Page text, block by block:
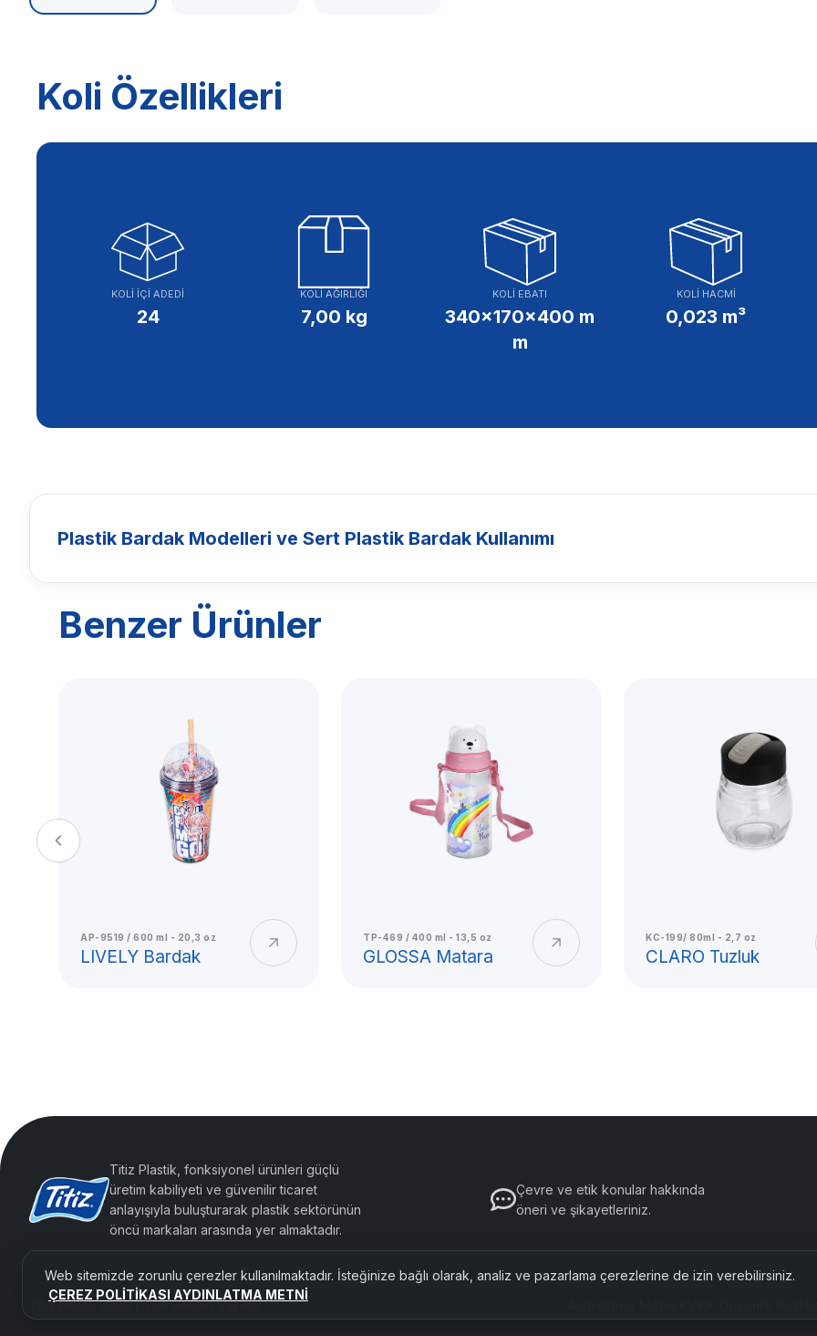
Koli Özellikleri
KOLİ İÇİ ADEDİ
24
KOLİ AĞIRLIĞI
7,00 kg
KOLİ EBATI
340x170x400 m
m
KOLİ HACMİ
0,023 m³
Plastik Bardak Modelleri ve Sert Plastik Bardak Kullanımı
Plastik Bardak
Modelleri ve Sert
Plastik Bardak
Kullanımı
Titiz Plastik plastik bardak modelleri; günlük içecek tüketimi, ofis
kullanımı, okul, piknik, açık alan etkinlikleri ve toplu servis ihtiyaçları
beklentisini birlikte ele alır.
Sert Plastik Bardak Plastik Bardak Üreticileri
Titiz Plastik Kalitesi
Dayanıklı
ömürlü ürün
Benzer Ürünler
AP-9519 / 600 ml - 20,3 oz
LIVELY Bardak
TP-469 / 400 ml - 13,5 oz
GLOSSA Matara
KC-199/ 80ml - 2,7 oz
CLARO Tuzluk
Titiz Plastik, fonksiyonel ürünleri güçlü
üretim kabiliyeti ve güvenilir ticaret
anlayışıyla buluşturarak plastik sektörünün
öncü markaları arasında yer almaktadır.
Çevre ve etik konular hakkında
öneri ve şikayetleriniz.
Titiz Plastik 2026 | Tüm Hakları Saklıdır.
Web sitemizde zorunlu çerezler kullanılmaktadır. İsteğinize bağlı olarak, analiz ve pazarlama çerezlerine de izin verebilirsiniz.
ÇEREZ POLİTİKASI AYDINLATMA METNİ